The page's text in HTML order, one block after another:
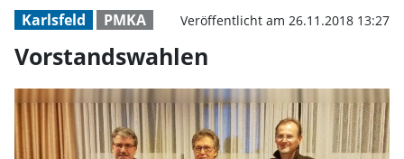
Karlsfeld PMKA Veröffentlicht am 26.11.2018 13:27
Vorstandswahlen